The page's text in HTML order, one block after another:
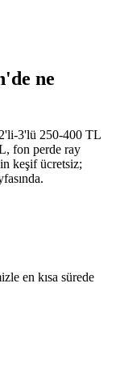
'de ne
3'lü 250-400 TL
fon perde ray
keşif ücretsiz;
en kısa sürede